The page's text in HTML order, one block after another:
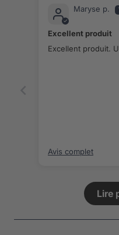
Maryse p.
Excellent produit
Excellent produit.
Avis complet
Lire